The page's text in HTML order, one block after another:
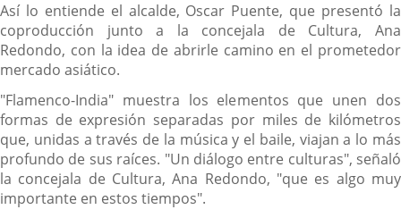
Así lo entiende el alcalde, Oscar Puente, que presentó la
coproducción junto a la concejala de Cultura, Ana
Redondo, con la idea de abrirle camino en el prometedor
mercado asiático.
"Flamenco-India" muestra los elementos que unen dos
formas de expresión separadas por miles de kilómetros
que, unidas a través de la música y el baile, viajan a lo más
profundo de sus raíces. "Un diálogo entre culturas", señaló
la concejala de Cultura, Ana Redondo, "que es algo muy
importante en estos tiempos".